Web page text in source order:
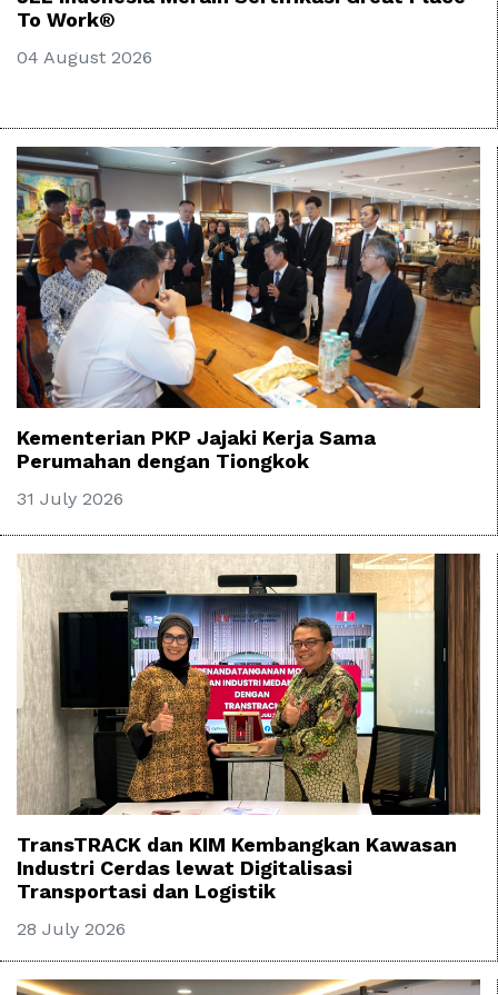
To Work®
04 August 2026
Kementerian PKP Jajaki Kerja Sama
Perumahan dengan Tiongkok
31 July 2026
TransTRACK dan KIM Kembangkan Kawasan
Industri Cerdas lewat Digitalisasi
Transportasi dan Logistik
28 July 2026